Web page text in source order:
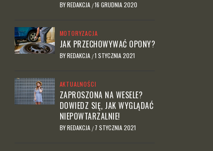
BY REDAKCJA /16 GRUDNIA 2020
MOTORYZACJA
JAK PRZECHOWYWAĆ OPONY?
BY REDAKCJA /1 STYCZNIA 2021
AKTUALNOŚCI
ZAPROSZONA NA WESELE?
DOWIEDZ SIĘ, JAK WYGLĄDAĆ
NIEPOWTARZALNIE!
BY REDAKCJA / 7 STYCZNIA 2021